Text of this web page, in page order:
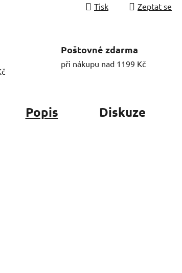
Tisk Zeptat se
Poštovné zdarma
při nákupu nad 1199 Kč
Popis Diskuze